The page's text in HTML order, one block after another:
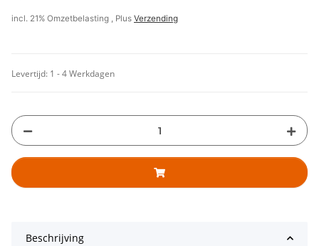
incl. 21% Omzetbelasting , Plus Verzending
Levertijd: 1 - 4 Werkdagen
Beschrijving